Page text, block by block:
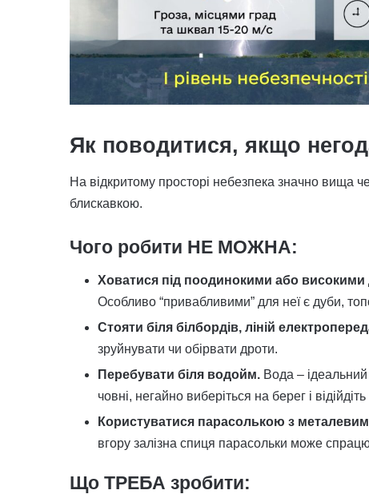
Як поводитися, якщо
На відкритому просторі небезпека значно вища
блискавкою.
Чого робити НЕ МОЖНА:
Ховатися під поодинокими або
Особливо “привабливими” для неї є дуби,
Стояти біля білбордів, ліній
зруйнувати чи обірвати дроти.
Перебувати біля водойм. Вода –
човні, негайно виберіться на берег і
Користуватися парасолькою з
вгору залізна спиця парасольки може
Що ТРЕБА зробити: